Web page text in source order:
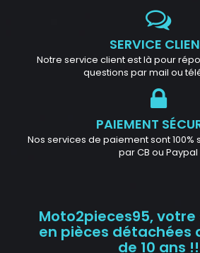
SERVICE
Notre service client est là pour
questions par mail ou
PAIEMENT
Nos services de paiement sont 100%
par CB ou Paypal
Moto2pieces95,
en pièces détachées
de 10 ans !!